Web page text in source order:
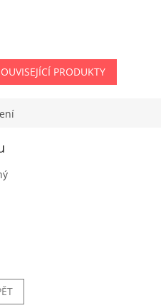
PRODUKTY